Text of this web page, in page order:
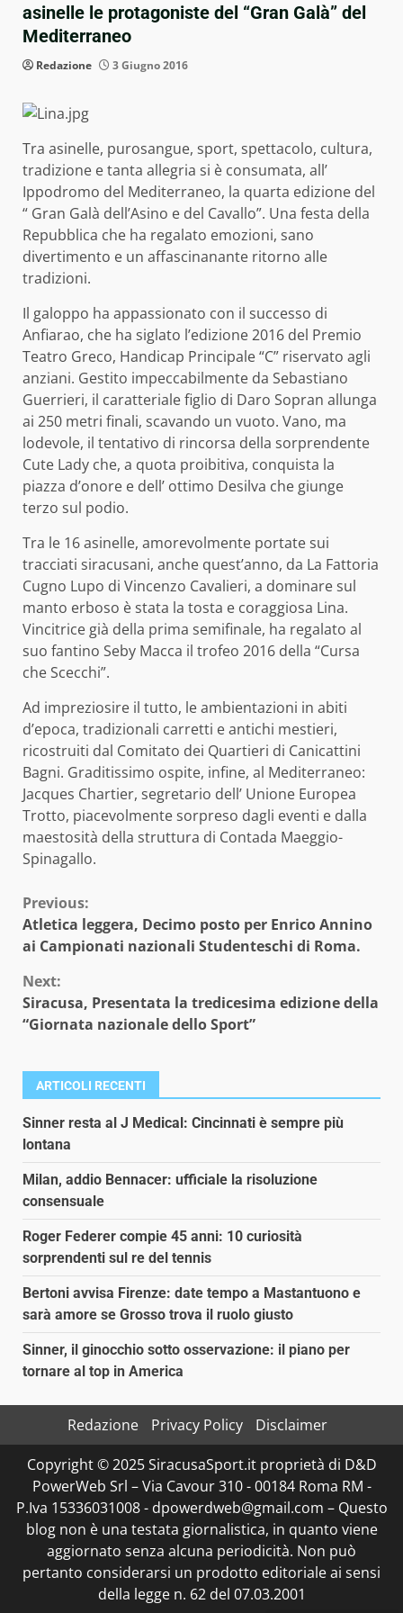
asinelle le protagoniste del “Gran Galà” del
Mediterraneo
Redazione 3 Giugno 2016
Tra asinelle, purosangue, sport, spettacolo, cultura,
tradizione e tanta allegria si è consumata, all’
Ippodromo del Mediterraneo, la quarta edizione del
“ Gran Galà dell’Asino e del Cavallo”. Una festa della
Repubblica che ha regalato emozioni, sano
divertimento e un affascinanante ritorno alle
tradizioni.
Il galoppo ha appassionato con il successo di
Anfiarao, che ha siglato l’edizione 2016 del Premio
Teatro Greco, Handicap Principale “C” riservato agli
anziani. Gestito impeccabilmente da Sebastiano
Guerrieri, il caratteriale figlio di Daro Sopran allunga
ai 250 metri finali, scavando un vuoto. Vano, ma
lodevole, il tentativo di rincorsa della sorprendente
Cute Lady che, a quota proibitiva, conquista la
piazza d’onore e dell’ ottimo Desilva che giunge
terzo sul podio.
Tra le 16 asinelle, amorevolmente portate sui
tracciati siracusani, anche quest’anno, da La Fattoria
Cugno Lupo di Vincenzo Cavalieri, a dominare sul
manto erboso è stata la tosta e coraggiosa Lina.
Vincitrice già della prima semifinale, ha regalato al
suo fantino Seby Macca il trofeo 2016 della “Cursa
che Scecchi”.
Ad impreziosire il tutto, le ambientazioni in abiti
d’epoca, tradizionali carretti e antichi mestieri,
ricostruiti dal Comitato dei Quartieri di Canicattini
Bagni. Graditissimo ospite, infine, al Mediterraneo:
Jacques Chartier, segretario dell’ Unione Europea
Trotto, piacevolmente sorpreso dagli eventi e dalla
maestosità della struttura di Contada Maeggio-
Spinagallo.
Continue
Reading
Previous:
Atletica leggera, Decimo posto per Enrico Annino
ai Campionati nazionali Studenteschi di Roma.
Next:
Siracusa, Presentata la tredicesima edizione della
“Giornata nazionale dello Sport”
ARTICOLI RECENTI
Sinner resta al J Medical: Cincinnati è sempre più
lontana
Milan, addio Bennacer: ufficiale la risoluzione
consensuale
Roger Federer compie 45 anni: 10 curiosità
sorprendenti sul re del tennis
Bertoni avvisa Firenze: date tempo a Mastantuono e
sarà amore se Grosso trova il ruolo giusto
Sinner, il ginocchio sotto osservazione: il piano per
tornare al top in America
Redazione Privacy Policy
Disclaimer
Copyright © 2025 SiracusaSport.it proprietà di D&D
PowerWeb Srl – Via Cavour 310 - 00184 Roma RM -
P.Iva 15336031008 - dpowerdweb@gmail.com – Questo
blog non è una testata giornalistica, in quanto viene
aggiornato senza alcuna periodicità. Non può
pertanto considerarsi un prodotto editoriale ai sensi
della legge n. 62 del 07.03.2001